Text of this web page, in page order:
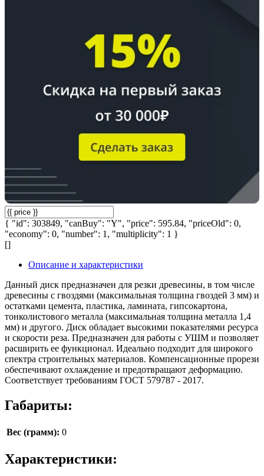
{ "id": 303849, "canBuy": "Y", "price": 595.84, "priceOld": 0,
"economy": 0, "number": 1, "multiplicity": 1 }
[]
Описание и характеристики
Данный диск предназначен для резки древесины, в том числе
древесины с гвоздями (максимальная толщина гвоздей 3 мм) и
остатками цемента, пластика, ламината, гипсокартона,
тонколистового металла (максимальная толщина металла 1,4
мм) и другого. Диск обладает высокими показателями ресурса
и скорости реза. Предназначен для работы с УШМ и позволяет
расширить ее функционал. Идеально подходит для широкого
спектра строительных материалов. Компенсационные прорези
обеспечивают охлаждение и предотвращают деформацию.
Соответствует требованиям ГОСТ 579787 - 2017.
Габариты:
Вес (грамм): 0
Характеристики: